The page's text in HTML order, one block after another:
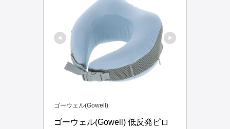
ゴーウェル(Gowell)
ゴーウェル(Gowell) 低反発ピロ